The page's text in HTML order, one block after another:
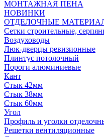
МОНТАЖНАЯ ПЕНА
НОВИНКИ
ОТДЕЛОЧНЫЕ
Сетки строительные,
Воздуховоды
Люк-дверцы ревизионные
Плинтус потолочный
Пороги алюминиевые
Кант
Стык 42мм
Стык 38мм
Стык 60мм
Угол
Профиль и уголки
Решетки вентиляционные